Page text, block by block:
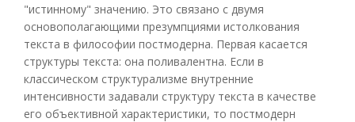
"истинному" значению. Это связано с двумя
основополагающими презумпциями истолкования
текста в философии постмодерна. Первая касается
структуры текста: она поливалентна. Если в
классическом структурализме внутренние
интенсивности задавали структуру текста в качестве
его объективной характеристики, то постмодерн